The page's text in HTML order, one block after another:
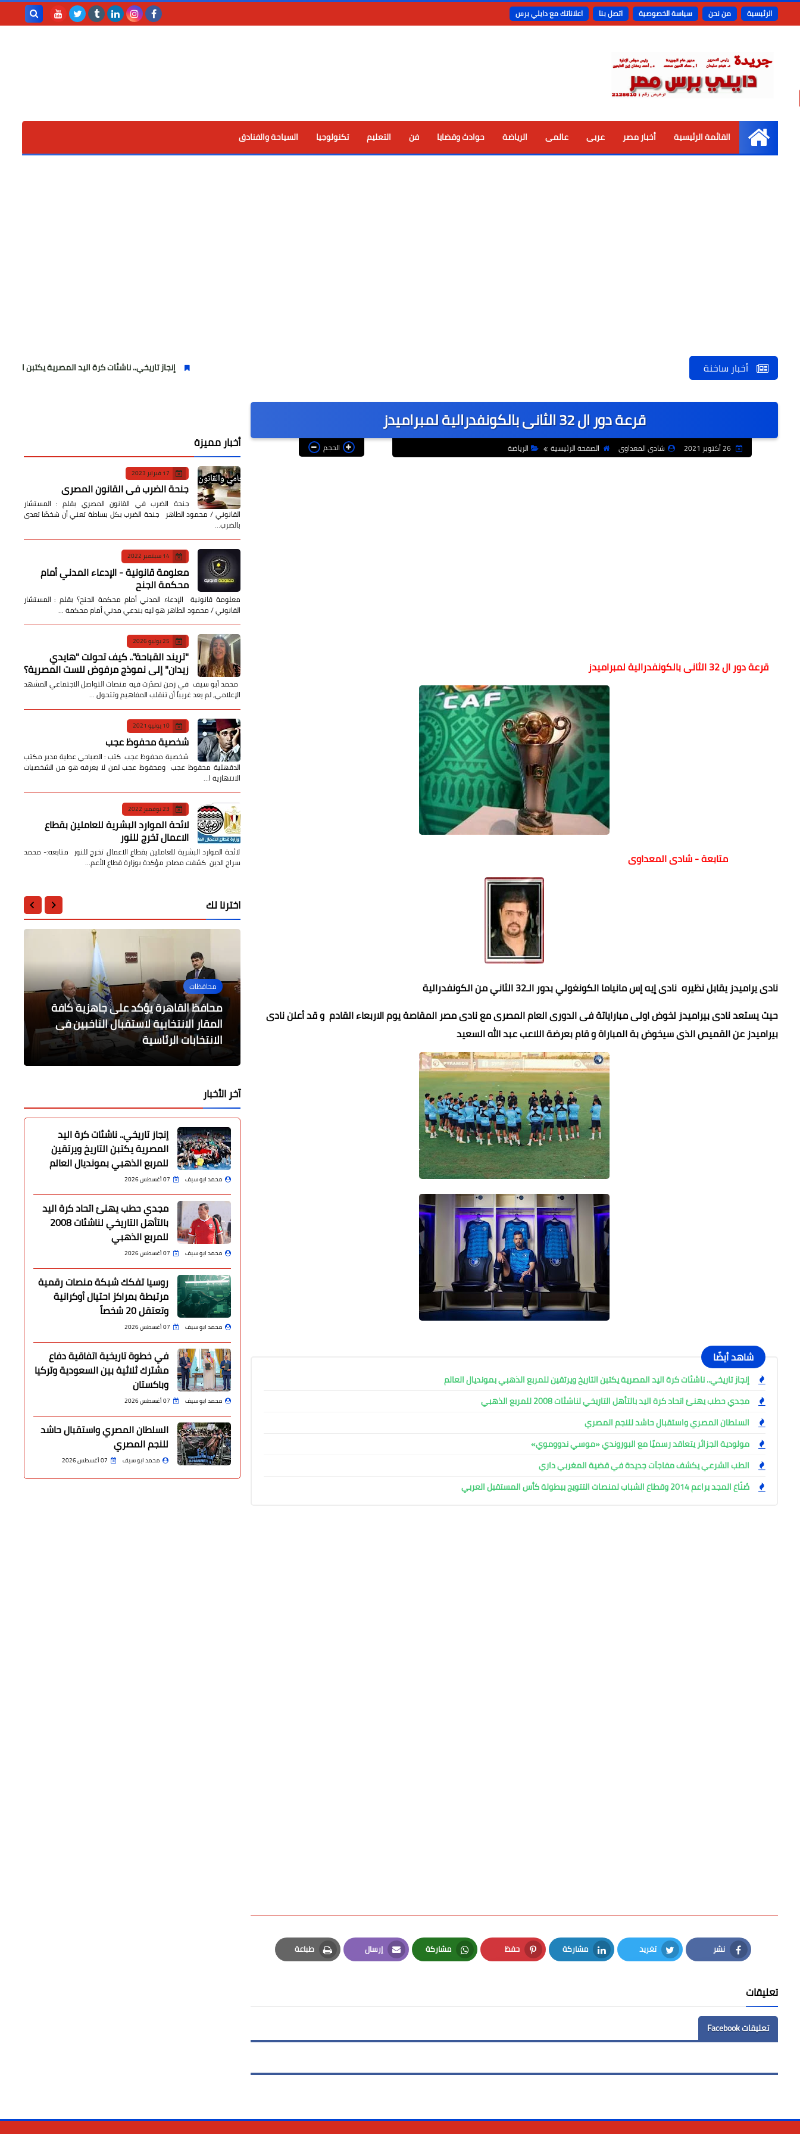
الرئيسية من نحن سياسة الخصوصية اتصل بنا اعلاناتك مع دايلي برس
الرئيسية
القائمة الرئيسية أخبار مصر عربى عالمى الرياضة حوادث وقضايا فن التعليم تكنولوجيا السياحة والفنادق
أخبار ساخنة إنجاز تاريخي.. ناشئات كرة اليد المصرية يكتبن التاريخ ويرتقين
قرعة دور ال 32 الثانى بالكونفدرالية لمبراميدز
26 أكتوبر 2021 شادى المعداوى الصفحة الرئيسية الرياضة الحجم
قرعة دور ال 32 الثانى بالكونفدرالية لمبراميدز
متابعة - شادى المعداوى
نادى يراميدز يقابل نظيره نادى إيه إس مانياما الكونغولي بدور الـ32 الثاني من الكونفدرالية
حيث يستعد نادى بيراميدز لخوض اولى مباراياتة فى الدورى العام المصرى مع نادى مصر المقاصة يوم الاربعاء القادم و قد أعلن نادى
بيراميدز عن القميص الذى سيخوض بة المباراة و قام بعرضة اللاعب عبد الله السعيد
شاهد أيضًا
إنجاز تاريخي.. ناشئات كرة اليد المصرية يكتبن التاريخ ويرتقين للمربع الذهبي بمونديال العالم
مجدي حطب يهنئ اتحاد كرة اليد بالتأهل التاريخي لناشئات 2008 للمربع الذهبي
السلطان المصري واستقبال حاشد للنجم المصري
مولودية الجزائر يتعاقد رسميًا مع البوروندي «موسي ندووموي»
الطب الشرعي يكشف مفاجآت جديدة في قضية المغربي داري
صُنّاع المجد براعم 2014 وقطاع الشباب لمنصات التتويج ببطولة كأس المستقبل العربي
نشر
Facebook
تغريد
Twitter
مشاركة
LinkedIn
حفظ
Pinterest
مشاركة
Whatsapp
إرسال
Email
طباعة
Print
تعليقات
تعليقات Facebook
أخبار مميزة
17 فبراير 2023
جنحة الضرب في القانون المصري
جنحة الضرب في القانون المصري بقلم : المستشار
القانوني / محمود الطاهر جنحة الضرب بكل بساطة تعني أن شخصًا تعدى
بالضرب…
14 سبتمبر 2022
معلومة قانونية - الإدعاء المدني أمام
محكمة الجنح
معلومة قانونية الإدعاء المدني أمام محكمة الجنح؟ بقلم : المستشار
القانوني / محمود الطاهر هو ليه بندعي مدني أمام محكمة …
25 يوليو 2026
​"تريند القباحة".. كيف تحولت "هايدي
زيدان" إلى نموذج مرفوض للست المصرية؟
​ محمد أبو سيف ​في زمن تصدّرت فيه منصات التواصل الاجتماعي المشهد
الإعلامي، لم يعد غريباً أن تنقلب المفاهيم وتتحول …
10 يونيو 2021
شخصية محفوظ عجب
شخصية محفوظ عجب كتب : الصباحي عطية مدير مكتب
الدقهلية محفوظ عجب ومحفوظ عجب لمن لا يعرفه هو من الشخصيات
الانتهازية ا…
23 نوفمبر 2022
لائحة الموارد البشرية للعاملين بقطاع
الاعمال تخرج للنور
لائحة الموارد البشرية للعاملين بقطاع الاعمال تخرج للنور متابعه:- محمد
سراج الدين كشفت مصادر مؤكدة بوزارة قطاع الأعم…
اخترنا لك
محافظات
محافظ القاهرة يؤكد على جاهزية كافة
المقار الانتخابية لاستقبال الناخبين فى
الانتخابات الرئاسية
محافظات
المنوفية تتزين في أبهى صورها
لاستقبال العرس
الرياضة
انطلاق فعاليات مهرجان الرياضة للجميع
"في حب مصر"
أخبار مصر
قناة السويس تستقبل وفد هيئة موانئ
ومرافئ غانا (GPHA) لبحث التعاون
أخبار مصر
وزير الزراعة يبحث مع وفد منظمة التعاون
الاقتصادي والتنمية (OECD) التعاون
المشترك
آخر الأخبار
إنجاز تاريخي.. ناشئات كرة اليد
المصرية يكتبن التاريخ ويرتقين
للمربع الذهبي بمونديال العالم
محمد ابو سيف 07 أغسطس 2026
مجدي حطب يهنئ اتحاد كرة اليد
بالتأهل التاريخي لناشئات 2008
للمربع الذهبي
محمد ابو سيف 07 أغسطس 2026
روسيا تفكك شبكة منصات رقمية
مرتبطة بمراكز احتيال أوكرانية
وتعتقل 20 شخصاً
محمد ابو سيف 07 أغسطس 2026
في خطوة تاريخية اتفاقية دفاع
مشترك ثلاثية بين السعودية وتركيا
وباكستان
محمد ابو سيف 07 أغسطس 2026
السلطان المصري واستقبال حاشد
للنجم المصري
محمد ابو سيف 07 أغسطس 2026